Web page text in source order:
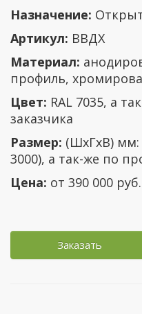
Назначение:
Артикул: ВВДХ
Материал:
профиль,
Цвет: RAL 7035, а
заказчика
Размер: (ШхГхВ) мм:
3000), а так-же по
Цена: от 390 000 руб.
Заказать